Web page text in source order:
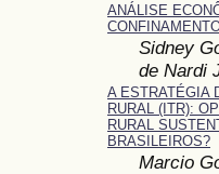
ANÁLISE
Sidney
de Nardi
A ESTRATÉGIA
RURAL (ITR):
RURAL
BRASILEIROS?
Marcio